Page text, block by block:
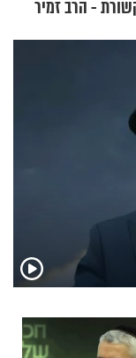
- הרב זמיר